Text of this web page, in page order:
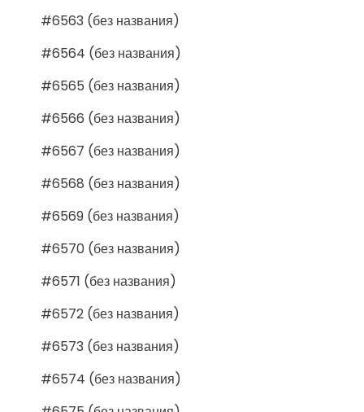
#6563 (без названия)
#6564 (без названия)
#6565 (без названия)
#6566 (без названия)
#6567 (без названия)
#6568 (без названия)
#6569 (без названия)
#6570 (без названия)
#6571 (без названия)
#6572 (без названия)
#6573 (без названия)
#6574 (без названия)